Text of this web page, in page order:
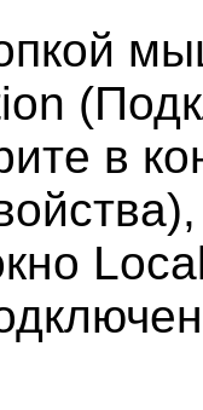
в